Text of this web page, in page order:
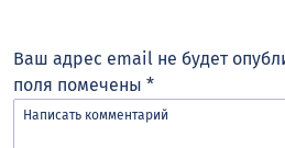
Ваш адрес email не будет
поля помечены *